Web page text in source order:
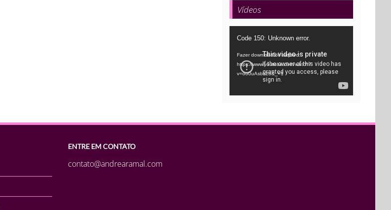
Vídeos
Tocador
vídeo
Code 150: Unknown error.
Fazer download do arquivo:
https://www.youtube.com/watch?
v=oo0uAsbti28&_=1
ENTRE EM CONTATO
contato@andrearamal.com